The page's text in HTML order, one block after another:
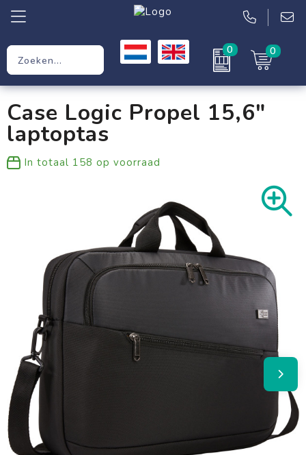
0 0
Werkkleding
Kleding
Case Logic Propel 15,6"
laptoptas
In totaal 158 op voorraad